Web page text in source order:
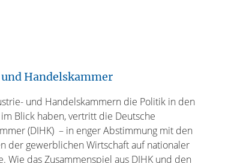
Handelskammer
und Handelskammern die Politik in den
Blick haben, vertritt die Deutsche
(DIHK) – in enger Abstimmung mit den
der gewerblichen Wirtschaft auf nationaler
Wie das Zusammenspiel aus DIHK und den